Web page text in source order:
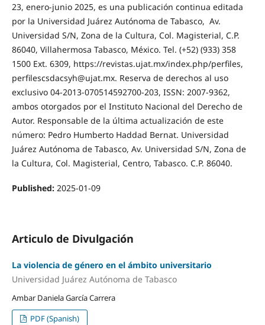
23, enero-junio 2025, es una publicación continua editada
por la Universidad Juárez Autónoma de Tabasco, Av.
Universidad S/N, Zona de la Cultura, Col. Magisterial, C.P.
86040, Villahermosa Tabasco, México. Tel. (+52) (933) 358
1500 Ext. 6309, https://revistas.ujat.mx/index.php/perfiles,
perfilescsdacsyh@ujat.mx. Reserva de derechos al uso
exclusivo 04-2013-070514592700-203, ISSN: 2007-9362,
ambos otorgados por el Instituto Nacional del Derecho de
Autor. Responsable de la última actualización de este
número: Pedro Humberto Haddad Bernat. Universidad
Juárez Autónoma de Tabasco, Av. Universidad S/N, Zona de
la Cultura, Col. Magisterial, Centro, Tabasco. C.P. 86040.
Published: 2025-01-09
Articulo de Divulgación
La violencia de género en el ámbito universitario
Universidad Juárez Autónoma de Tabasco
Ambar Daniela García Carrera
PDF (Spanish)